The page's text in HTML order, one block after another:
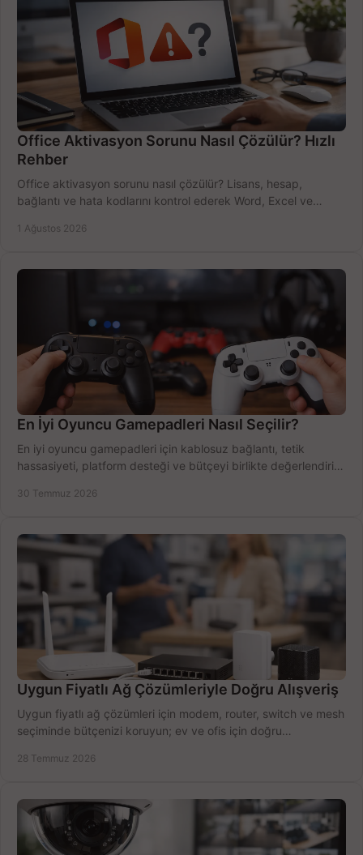
Office Aktivasyon Sorunu Nasıl Çözülür? Hızlı
Rehber
Office aktivasyon sorunu nasıl çözülür? Lisans, hesap,
bağlantı ve hata kodlarını kontrol ederek Word, Excel ve
1 Ağustos 2026
En İyi Oyuncu Gamepadleri Nasıl Seçilir?
En iyi oyuncu gamepadleri için kablosuz bağlantı, tetik
hassasiyeti, platform desteği ve bütçeyi birlikte değerlendirin;
30 Temmuz 2026
Uygun Fiyatlı Ağ Çözümleriyle Doğru Alışveriş
Uygun fiyatlı ağ çözümleri için modem, router, switch ve mesh
seçiminde bütçenizi koruyun; ev ve ofis için doğru
28 Temmuz 2026